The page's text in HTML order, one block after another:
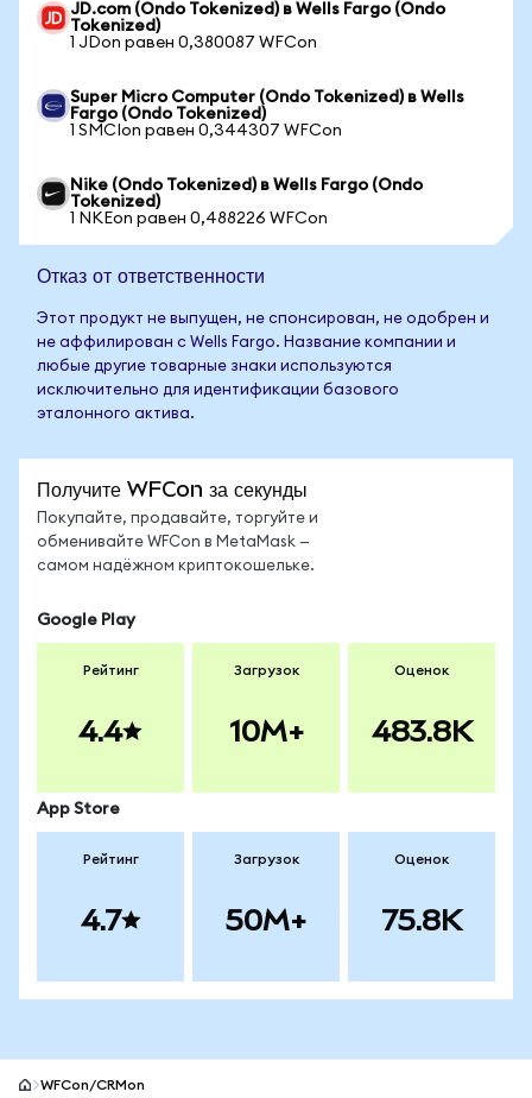
JD.com (Ondo Tokenized) в Wells Fargo (Ondo
Tokenized)
1 JDon равен 0,380087 WFCon
Super Micro Computer (Ondo Tokenized) в Wells
Fargo (Ondo Tokenized)
1 SMCIon равен 0,344307 WFCon
Nike (Ondo Tokenized) в Wells Fargo (Ondo
Tokenized)
1 NKEon равен 0,488226 WFCon
Отказ от ответственности
Этот продукт не выпущен, не спонсирован, не одобрен и
не аффилирован с Wells Fargo. Название компании и
любые другие товарные знаки используются
исключительно для идентификации базового
эталонного актива.
Получите WFCon за секунды
Покупайте, продавайте, торгуйте и
обменивайте WFCon в MetaMask —
самом надёжном криптокошельке.
Google Play
Рейтинг
4.4
Загрузок
10M+
Оценок
483.8K
App Store
Рейтинг
4.7
Загрузок
50M+
Оценок
75.8K
WFCon/CRMon